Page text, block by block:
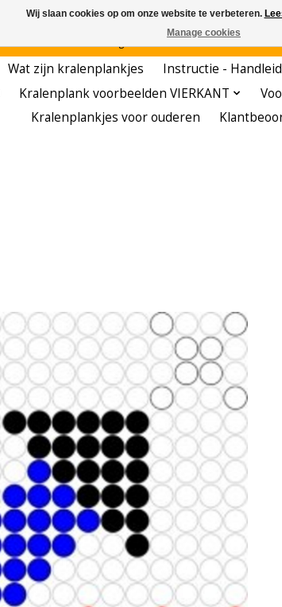
Wat zijn kralenplankjes Instructie -
Kralenplank voorbeelden VIERKANT
Kralenplankjes voor ouderen
Wij slaan cookies op om onze website te verbeteren.
Manage cookies